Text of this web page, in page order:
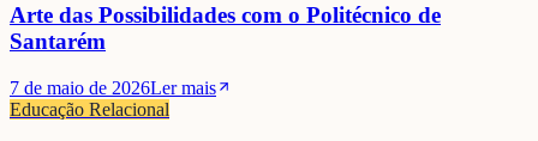
Arte das Possibilidades com o Politécnico de
Santarém
7 de maio de 2026Ler mais
Educação Relacional